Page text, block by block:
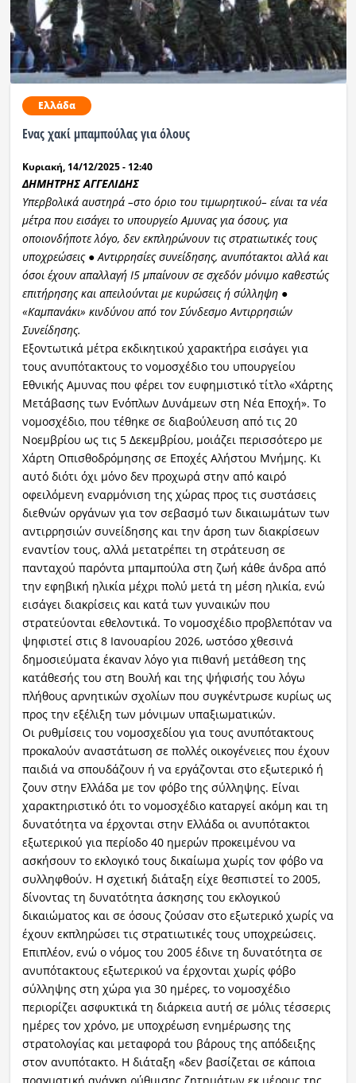
Ελλάδα
Ενας χακί μπαμπούλας για όλους
Κυριακή, 14/12/2025 - 12:40
ΔΗΜΗΤΡΗΣ ΑΓΓΕΛΙΔΗΣ
Υπερβολικά αυστηρά –στο όριο του τιμωρητικού– είναι τα νέα
μέτρα που εισάγει το υπουργείο Αμυνας για όσους, για
οποιονδήποτε λόγο, δεν εκπληρώνουν τις στρατιωτικές τους
υποχρεώσεις ● Αντιρρησίες συνείδησης, ανυπότακτοι αλλά και
όσοι έχουν απαλλαγή Ι5 μπαίνουν σε σχεδόν μόνιμο καθεστώς
επιτήρησης και απειλούνται με κυρώσεις ή σύλληψη ●
«Καμπανάκι» κινδύνου από τον Σύνδεσμο Αντιρρησιών
Συνείδησης.
Εξοντωτικά μέτρα εκδικητικού χαρακτήρα εισάγει για
τους ανυπότακτους το νομοσχέδιο του υπουργείου
Εθνικής Αμυνας που φέρει τον ευφημιστικό τίτλο «Χάρτης
Μετάβασης των Ενόπλων Δυνάμεων στη Νέα Εποχή». Το
νομοσχέδιο, που τέθηκε σε διαβούλευση από τις 20
Νοεμβρίου ως τις 5 Δεκεμβρίου, μοιάζει περισσότερο με
Χάρτη Οπισθοδρόμησης σε Εποχές Αλήστου Μνήμης. Κι
αυτό διότι όχι μόνο δεν προχωρά στην από καιρό
οφειλόμενη εναρμόνιση της χώρας προς τις συστάσεις
διεθνών οργάνων για τον σεβασμό των δικαιωμάτων των
αντιρρησιών συνείδησης και την άρση των διακρίσεων
εναντίον τους, αλλά μετατρέπει τη στράτευση σε
πανταχού παρόντα μπαμπούλα στη ζωή κάθε άνδρα από
την εφηβική ηλικία μέχρι πολύ μετά τη μέση ηλικία, ενώ
εισάγει διακρίσεις και κατά των γυναικών που
στρατεύονται εθελοντικά. Το νομοσχέδιο προβλεπόταν να
ψηφιστεί στις 8 Ιανουαρίου 2026, ωστόσο χθεσινά
δημοσιεύματα έκαναν λόγο για πιθανή μετάθεση της
κατάθεσής του στη Βουλή και της ψήφισής του λόγω
πλήθους αρνητικών σχολίων που συγκέντρωσε κυρίως ως
προς την εξέλιξη των μόνιμων υπαξιωματικών.
Οι ρυθμίσεις του νομοσχεδίου για τους ανυπότακτους
προκαλούν αναστάτωση σε πολλές οικογένειες που έχουν
παιδιά να σπουδάζουν ή να εργάζονται στο εξωτερικό ή
ζουν στην Ελλάδα με τον φόβο της σύλληψης. Είναι
χαρακτηριστικό ότι το νομοσχέδιο καταργεί ακόμη και τη
δυνατότητα να έρχονται στην Ελλάδα οι ανυπότακτοι
εξωτερικού για περίοδο 40 ημερών προκειμένου να
ασκήσουν το εκλογικό τους δικαίωμα χωρίς τον φόβο να
συλληφθούν. Η σχετική διάταξη είχε θεσπιστεί το 2005,
δίνοντας τη δυνατότητα άσκησης του εκλογικού
δικαιώματος και σε όσους ζούσαν στο εξωτερικό χωρίς να
έχουν εκπληρώσει τις στρατιωτικές τους υποχρεώσεις.
Επιπλέον, ενώ ο νόμος του 2005 έδινε τη δυνατότητα σε
ανυπότακτους εξωτερικού να έρχονται χωρίς φόβο
σύλληψης στη χώρα για 30 ημέρες, το νομοσχέδιο
περιορίζει ασφυκτικά τη διάρκεια αυτή σε μόλις τέσσερις
ημέρες τον χρόνο, με υποχρέωση ενημέρωσης της
στρατολογίας και μεταφορά του βάρους της απόδειξης
στον ανυπότακτο. Η διάταξη «δεν βασίζεται σε κάποια